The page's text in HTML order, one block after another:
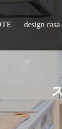
design casa